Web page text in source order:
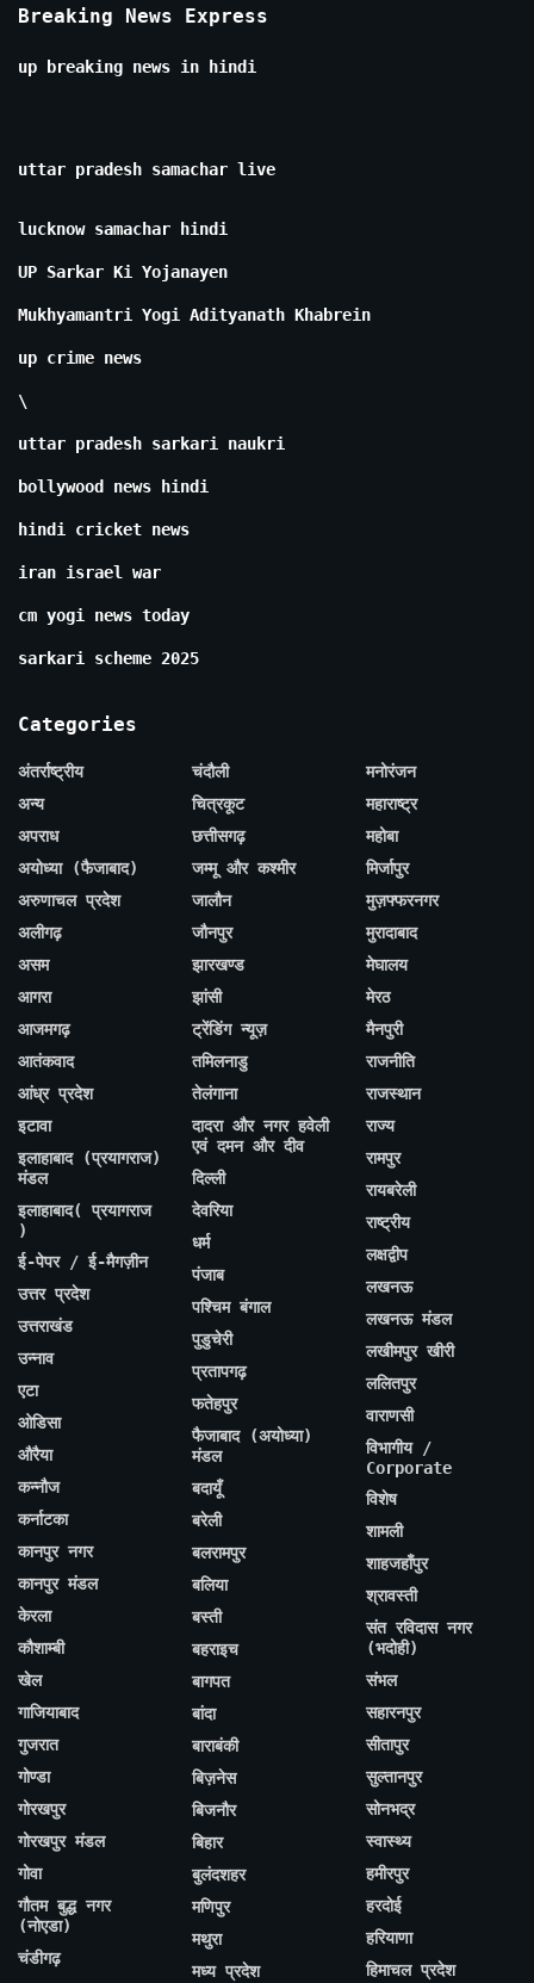
Breaking News Express
up breaking news in hindi
uttar pradesh samachar live
lucknow samachar hindi
UP Sarkar Ki Yojanayen
Mukhyamantri Yogi Adityanath Khabrein
up crime news
\
uttar pradesh sarkari naukri
bollywood news hindi
hindi cricket news
iran israel war
cm yogi news today
sarkari scheme 2025
Categories
अंतर्राष्ट्रीय
अन्य
अपराध
अयोध्या (फैजाबाद)
अरुणाचल प्रदेश
अलीगढ़
असम
आगरा
आजमगढ़
आतंकवाद
आंध्र प्रदेश
इटावा
इलाहाबाद (प्रयागराज)
मंडल
इलाहाबाद( प्रयागराज
)
ई-पेपर / ई-मैगज़ीन
उत्तर प्रदेश
उत्तराखंड
उन्नाव
एटा
ओडिसा
औरैया
कन्नौज
कर्नाटका
कानपुर नगर
कानपुर मंडल
केरला
कौशाम्बी
खेल
गाजियाबाद
गुजरात
गोण्डा
गोरखपुर
गोरखपुर मंडल
गोवा
गौतम बुद्ध नगर
(नोएडा)
चंडीगढ़
चंदौली
चित्रकूट
छत्तीसगढ़
जम्मू और कश्मीर
जालौन
जौनपुर
झारखण्ड
झांसी
ट्रेंडिंग न्यूज़
तमिलनाडु
तेलंगाना
दादरा और नगर हवेली
एवं दमन और दीव
दिल्ली
देवरिया
धर्म
पंजाब
पश्चिम बंगाल
पुडुचेरी
प्रतापगढ़
फतेहपुर
फैजाबाद (अयोध्या)
मंडल
बदायूँ
बरेली
बलरामपुर
बलिया
बस्ती
बहराइच
बागपत
बांदा
बाराबंकी
बिज़नेस
बिजनौर
बिहार
बुलंदशहर
मणिपुर
मथुरा
मध्य प्रदेश
मनोरंजन
महाराष्ट्र
महोबा
मिर्जापुर
मुज़फ्फरनगर
मुरादाबाद
मेघालय
मेरठ
मैनपुरी
राजनीति
राजस्थान
राज्य
रामपुर
रायबरेली
राष्ट्रीय
लक्षद्वीप
लखनऊ
लखनऊ मंडल
लखीमपुर खीरी
ललितपुर
वाराणसी
विभागीय /
Corporate
विशेष
शामली
शाहजहाँपुर
श्रावस्ती
संत रविदास नगर
(भदोही)
संभल
सहारनपुर
सीतापुर
सुल्तानपुर
सोनभद्र
स्वास्थ्य
हमीरपुर
हरदोई
हरियाणा
हिमाचल प्रदेश